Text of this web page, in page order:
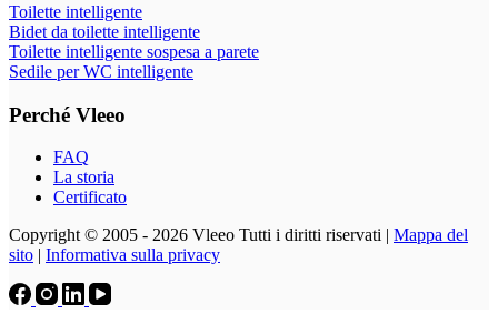
Toilette intelligente
Bidet da toilette intelligente
Toilette intelligente sospesa a parete
Sedile per WC intelligente
Perché Vleeo
FAQ
La storia
Certificato
Copyright © 2005 - 2026 Vleeo Tutti i diritti riservati | Mappa del
sito | Informativa sulla privacy